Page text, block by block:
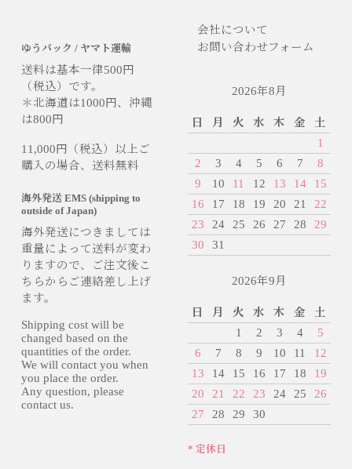
ゆうパック / ヤマト運輸
送料は基本一律500円
（税込）です。
＊北海道は1000円、沖縄
は800円
11,000円（税込）以上ご
購入の場合、送料無料
海外発送 EMS (shipping to
outside of Japan)
海外発送につきましては
重量によって送料が変わ
りますので、ご注文後こ
ちらからご連絡差し上げ
ます。
Shipping cost will be
changed based on the
quantities of the order.
We will contact you when
you place the order.
Any question, please
contact us.
会社について
お問い合わせフォーム
2026年8月
日 月 火 水 木 金
土
1
2
3 4 5 6 7
8
9
10 11 12 13 14
15
16
17 18 19 20 21
22
23
24 25 26 27 28
29
30
31
2026年9月
日 月 火 水 木 金
土
1
2 3 4
5
6
7 8 9 10 11
12
13
14 15 16 17 18
19
20
21 22 23 24 25
26
27
28 29 30
* 定休日